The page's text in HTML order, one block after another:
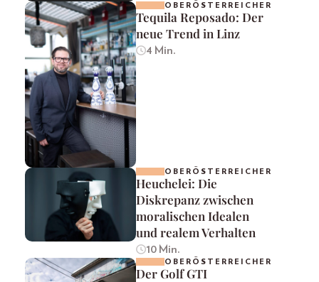
OBERÖSTERREICHER
Tequila Reposado: Der
neue Trend in Linz
4 Min.
OBERÖSTERREICHER
Heuchelei: Die
Diskrepanz zwischen
moralischen Idealen
und realem Verhalten
10 Min.
OBERÖSTERREICHER
Der Golf GTI